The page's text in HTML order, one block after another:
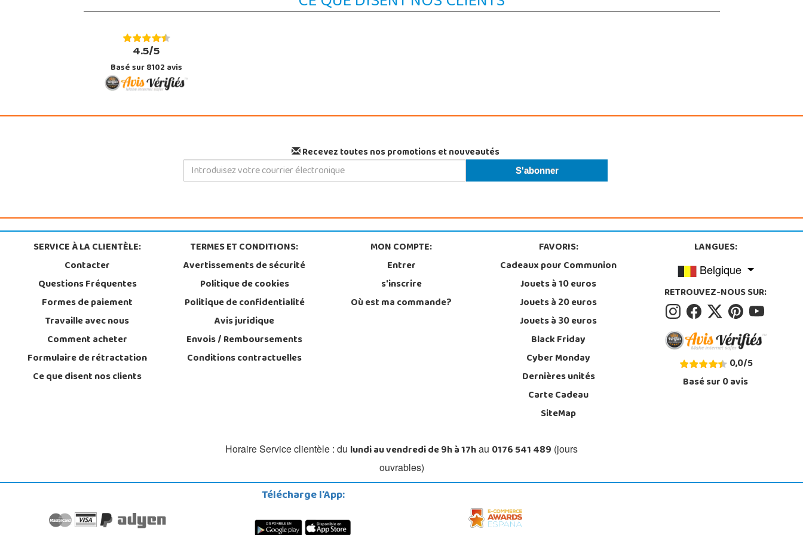
4.5/5
Basé sur 8102 avis
Recevez toutes nos promotions et nouveautés
SERVICE À LA CLIENTÈLE:
Contacter
Questions Fréquentes
Formes de paiement
Travaille avec nous
Comment acheter
Formulaire de rétractation
Ce que disent nos clients
TERMES ET CONDITIONS:
Avertissements de sécurité
Politique de cookies
Politique de confidentialité
Avis juridique
Envois / Remboursements
Conditions contractuelles
MON COMPTE:
Entrer
s'inscrire
Où est ma commande?
FAVORIS:
Cadeaux pour Communion
Jouets à 10 euros
Jouets à 20 euros
Jouets à 30 euros
Black Friday
Cyber Monday
Dernières unités
Carte Cadeau
SiteMap
LANGUES:
Belgique
RETROUVEZ-NOUS SUR:
0,0/5
Basé sur0avis
Horaire Service clientèle : du lundi au vendredi de 9h à 17hau 0176 541 489 (jours
ouvrables)
Télécharge l'App: